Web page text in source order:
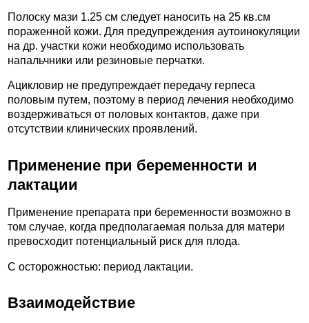
Полоску мази 1.25 см следует наносить на 25 кв.см
пораженной кожи. Для предупреждения аутоинокуляции
на др. участки кожи необходимо использовать
напальчники или резиновые перчатки.
Ацикловир не предупреждает передачу герпеса
половым путем, поэтому в период лечения необходимо
воздерживаться от половых контактов, даже при
отсутствии клинических проявлений.
Применение при беременности и
лактации
Применение препарата при беременности возможно в
том случае, когда предполагаемая польза для матери
превосходит потенциальный риск для плода.
С осторожностью: период лактации.
Взаимодействие